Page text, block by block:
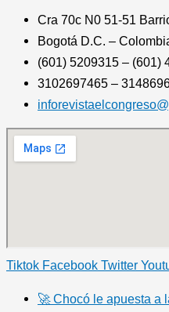
Cra 70c N0 51-51
Bogotá D.C. –
(601) 5209315 – (601)
3102697465 –
Tiktok Facebook Twitter
🚀 Chocó le apuesta a